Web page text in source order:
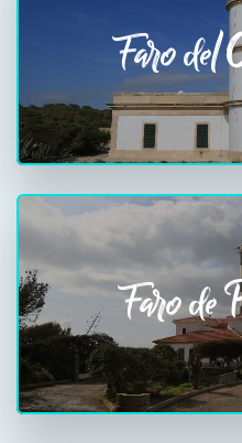
Faro del
Faro de